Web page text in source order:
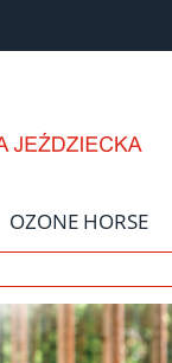
OZONE HORSE